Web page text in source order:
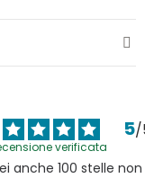
5/
verificata
anche 100 stelle